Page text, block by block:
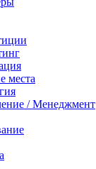
места
/ Менеджмент